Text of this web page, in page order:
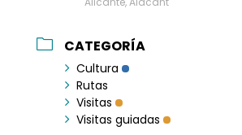
CATEGORÍA
Cultura
Rutas
Visitas
Visitas guiadas